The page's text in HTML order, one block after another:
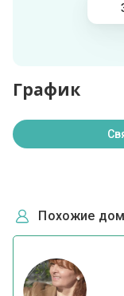
График
Похожие